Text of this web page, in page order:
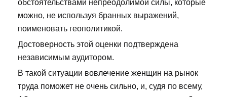
обстоятельствами непреодолимой силы, которые
можно, не используя бранных выражений,
поименовать геополитикой.
Достоверность этой оценки подтверждена
независимым аудитором.
В такой ситуации вовлечение женщин на рынок
труда поможет не очень сильно, и, судя по всему,